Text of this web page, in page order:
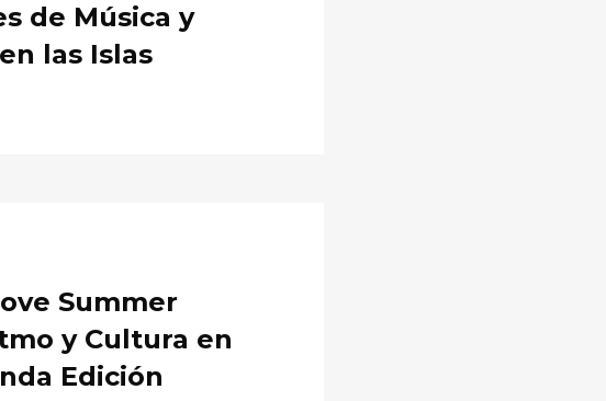
de Música y
las Islas
Summer
y Cultura en
Edición